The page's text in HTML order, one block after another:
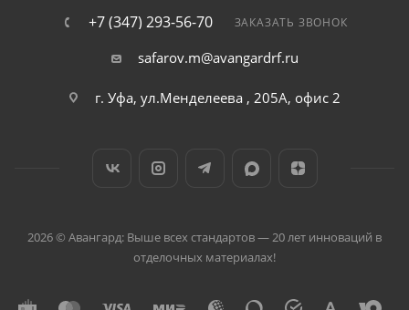
+7 (347) 293-56-70 ЗАКАЗАТЬ ЗВОНОК
safarov.m@avangardrf.ru
г. Уфа, ул.Менделеева , 205А, офис 2
2026 © Авангард: Выше всех стандартов — 20 лет инноваций в
отделочных материалах!